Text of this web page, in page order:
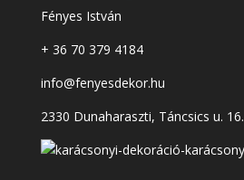
Fényes István
+ 36 70 379 4184
info@fenyesdekor.hu
2330 Dunaharaszti, Táncsics u. 16.